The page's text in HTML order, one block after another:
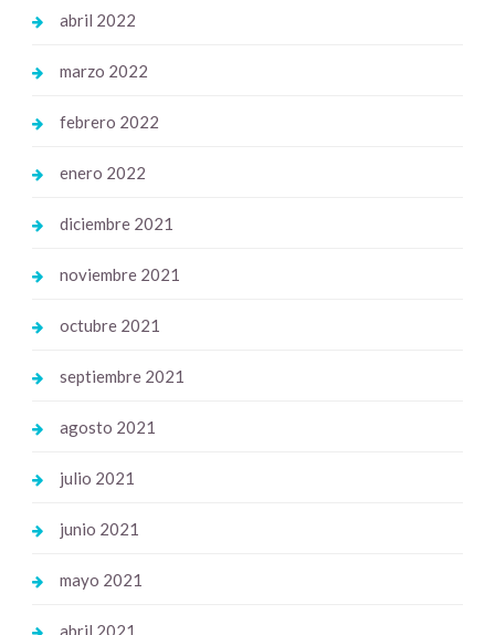
abril 2022
marzo 2022
febrero 2022
enero 2022
diciembre 2021
noviembre 2021
octubre 2021
septiembre 2021
agosto 2021
julio 2021
junio 2021
mayo 2021
abril 2021